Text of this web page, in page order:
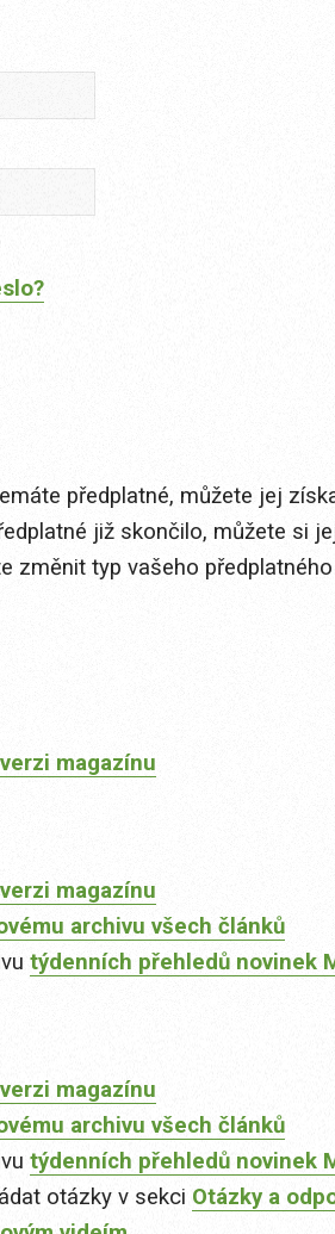
předplatné, můžete jej
již skončilo, můžete si
změnit typ vašeho
verzi magazínu
verzi magazínu
archivu všech článků
týdenních přehledů novinek
verzi magazínu
archivu všech článků
týdenních přehledů novinek
otázky v sekci Otázky a